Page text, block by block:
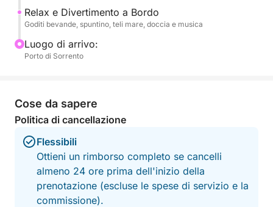
angoli paradisiaci. Ti offriamo anche la possibilità di
sbarcare a Positano e ad Amalfi, permettendoti di
esplorare le loro vie caratteristiche e le loro
boutique.
birre, bevande analcoliche e alcoliche a volontà,
accompagnate da un gustoso spuntino. Per il tuo
relax, troverai a disposizione teli mare puliti e una
comoda doccia per rinfrescarti dopo ogni tuffo. La
musica del nostro stereo accompagnerà la tua
navigazione, creando l'atmosfera perfetta. Ti
ricordiamo che il pranzo è escluso e potrai gustarlo,
Relax e Divertimento a Bordo
Goditi bevande, spuntino, teli mare, doccia e musica
Luogo di arrivo:
Porto di Sorrento
Cose da sapere
Politica di cancellazione
Flessibili
Ottieni un rimborso completo se cancelli
almeno 24 ore prima dell'inizio della
prenotazione (escluse le spese di servizio e la
commissione).